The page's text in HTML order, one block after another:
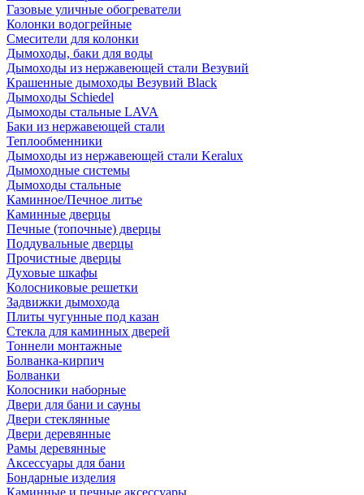
Газовые уличные обогреватели
Колонки водогрейные
Смесители для колонки
Дымоходы, баки для воды
Дымоходы из нержавеющей стали Везувий
Крашенные дымоходы Везувий Black
Дымоходы Schiedel
Дымоходы стальные LAVA
Баки из нержавеющей стали
Теплообменники
Дымоходы из нержавеющей стали Keralux
Дымоходные системы
Дымоходы стальные
Каминное/Печное литье
Каминные дверцы
Печные (топочные) дверцы
Поддувальные дверцы
Прочистные дверцы
Духовые шкафы
Колосниковые решетки
Задвижки дымохода
Плиты чугунные под казан
Стекла для каминных дверей
Тоннели монтажные
Болванка-кирпич
Болванки
Колосники наборные
Двери для бани и сауны
Двери стеклянные
Двери деревянные
Рамы деревянные
Аксессуары для бани
Бондарные изделия
Каминные и печные аксессуары